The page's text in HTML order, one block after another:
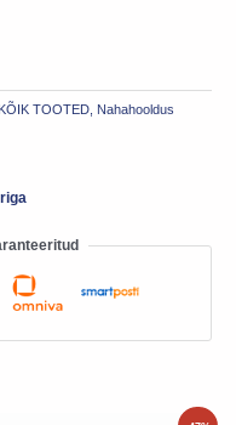
KÕIK TOOTED Nahahooldus